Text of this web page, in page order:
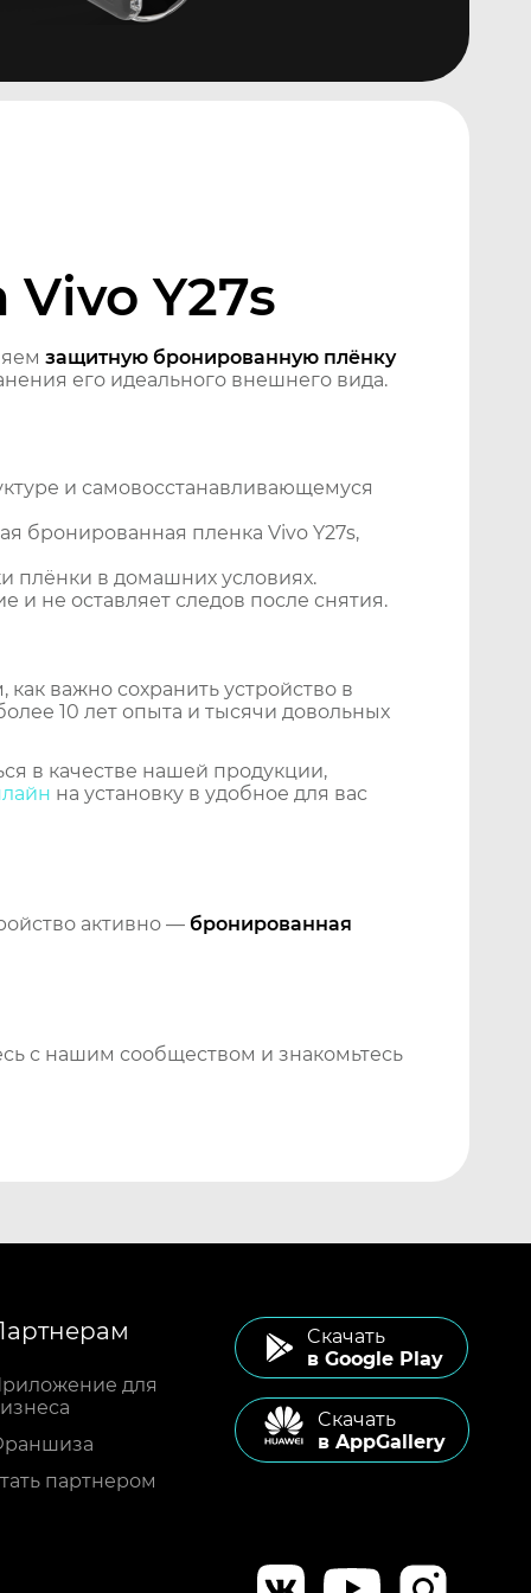
Y27s
защитную бронированную плёнку
его идеального внешнего вида.
и самовосстанавливающемуся
бронированная пленка Vivo Y27s,
плёнки в домашних условиях.
и не оставляет следов после снятия.
важно сохранить устройство в
10 лет опыта и тысячи довольных
в качестве нашей продукции,
на установку в удобное для вас
активно — бронированная
с нашим сообществом и знакомьтесь
для
партнером
Cкачать
в Google Play
Cкачать
в AppGallery